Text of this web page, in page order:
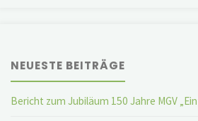
NEUESTE BEITRÄGE
Bericht zum Jubiläum 150 Jahre MGV